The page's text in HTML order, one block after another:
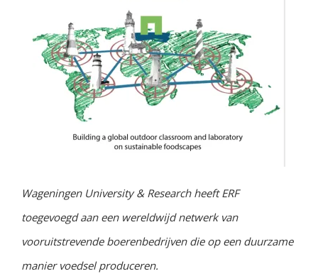
Wageningen University & Research heeft ERF
toegevoegd aan een wereldwijd netwerk van
vooruitstrevende boerenbedrijven die op een duurzame
manier voedsel produceren.